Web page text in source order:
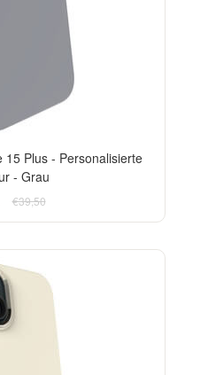
15 Plus - Personalisierte
- Grau
€39,50